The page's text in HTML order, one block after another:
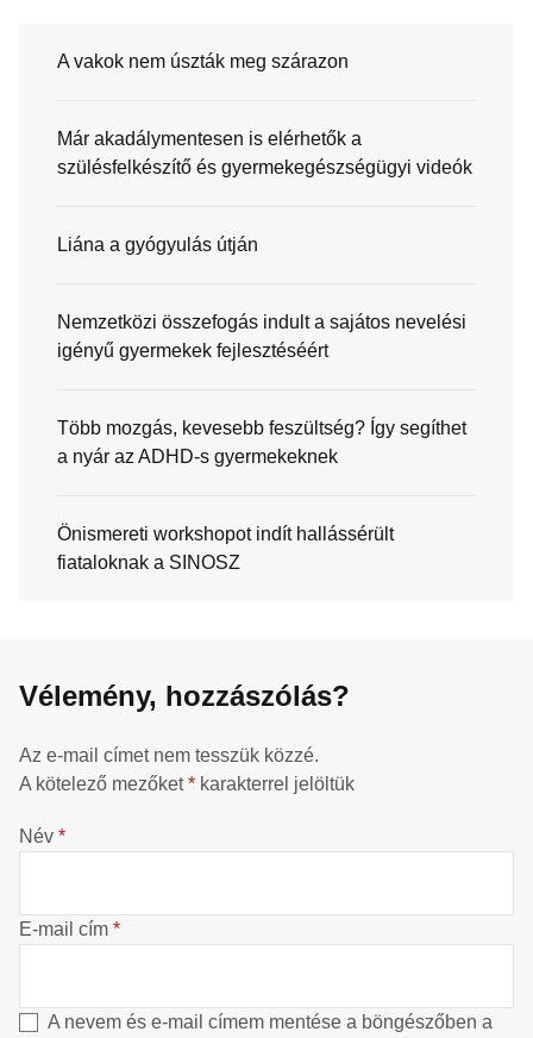
A vakok nem úszták meg szárazon
Már akadálymentesen is elérhetők a
szülésfelkészítő és gyermekegészségügyi videók
Liána a gyógyulás útján
Nemzetközi összefogás indult a sajátos nevelési
igényű gyermekek fejlesztéséért
Több mozgás, kevesebb feszültség? Így segíthet
a nyár az ADHD-s gyermekeknek
Önismereti workshopot indít hallássérült
fiataloknak a SINOSZ
Vélemény, hozzászólás?
Az e-mail címet nem tesszük közzé.
A kötelező mezőket* karakterrel jelöltük
Név *
E-mail cím *
A nevem és e-mail címem mentése a böngészőben a